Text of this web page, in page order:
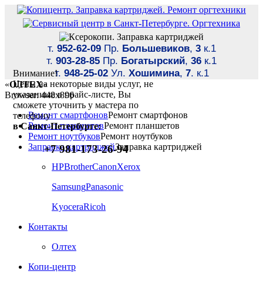
т. 952-62-09Пр. Большевиков, 3к.1
т. 903-28-85 Пр. Богатырский, 36 к.1
т. 948-25-02Ул. Хошимина, 7. к.1
«ОЛТЕХ»
Browser: 448x896
Ремонт смартфоновРемонт смартфонов
Ремонт планшетовРемонт планшетов
Ремонт ноутбуковРемонт ноутбуков
Заправка картриджейЗаправка картриджей
HPBrotherCanonXerox
SamsungPanasonic
KyoceraRicoh
Контакты
Олтех
Копи-центр
Внимание!
Цены на некоторые виды услуг, не
указанные в прайс-листе, Вы
сможете уточнить у мастера по
телефону
в Санкт-Петербурге:
+7 981-173-26-94